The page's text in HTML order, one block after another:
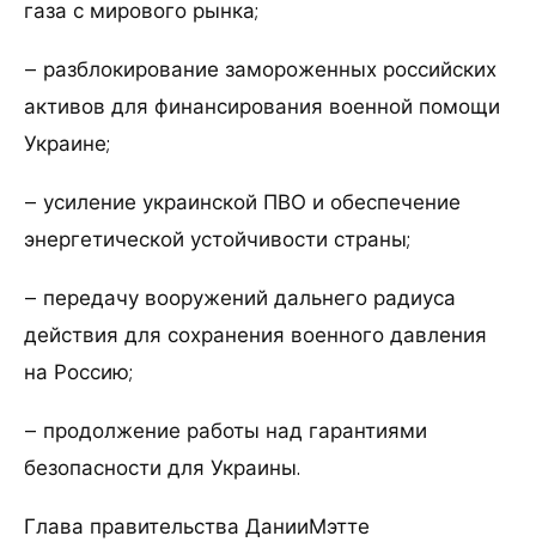
газа с мирового рынка;
– разблокирование замороженных российских
активов для финансирования военной помощи
Украине;
– усиление украинской ПВО и обеспечение
энергетической устойчивости страны;
– передачу вооружений дальнего радиуса
действия для сохранения военного давления
на Россию;
– продолжение работы над гарантиями
безопасности для Украины.
Глава правительства ДанииМэтте